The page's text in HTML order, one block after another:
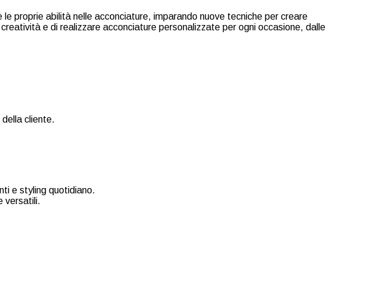
proprie abilità nelle acconciature, imparando nuove tecniche per creare
e di realizzare acconciature personalizzate per ogni occasione, dalle
cliente.
e styling quotidiano.
versatili.